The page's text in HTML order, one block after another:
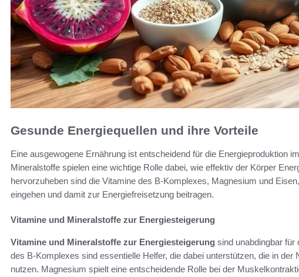
Gesunde Energiequellen und ihre Vorteile
Eine ausgewogene Ernährung ist entscheidend für die Energieproduktion
Mineralstoffe spielen eine wichtige Rolle dabei, wie effektiv der Körper
hervorzuheben sind die Vitamine des B-Komplexes, Magnesium und
eingehen und damit zur Energiefreisetzung beitragen.
Vitamine und Mineralstoffe zur Energiesteigerung
Vitamine und Mineralstoffe zur Energiesteigerung sind unabdingbar für
des B-Komplexes sind essentielle Helfer, die dabei unterstützen, die in
nutzen. Magnesium spielt eine entscheidende Rolle bei der